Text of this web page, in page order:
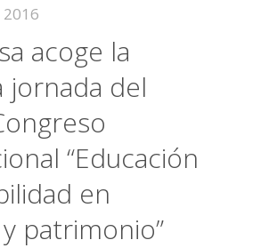
acoge la
jornada del
“Educación
en
patrimonio”